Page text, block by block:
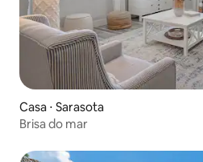
Casa ⋅ Sarasota
Brisa do mar